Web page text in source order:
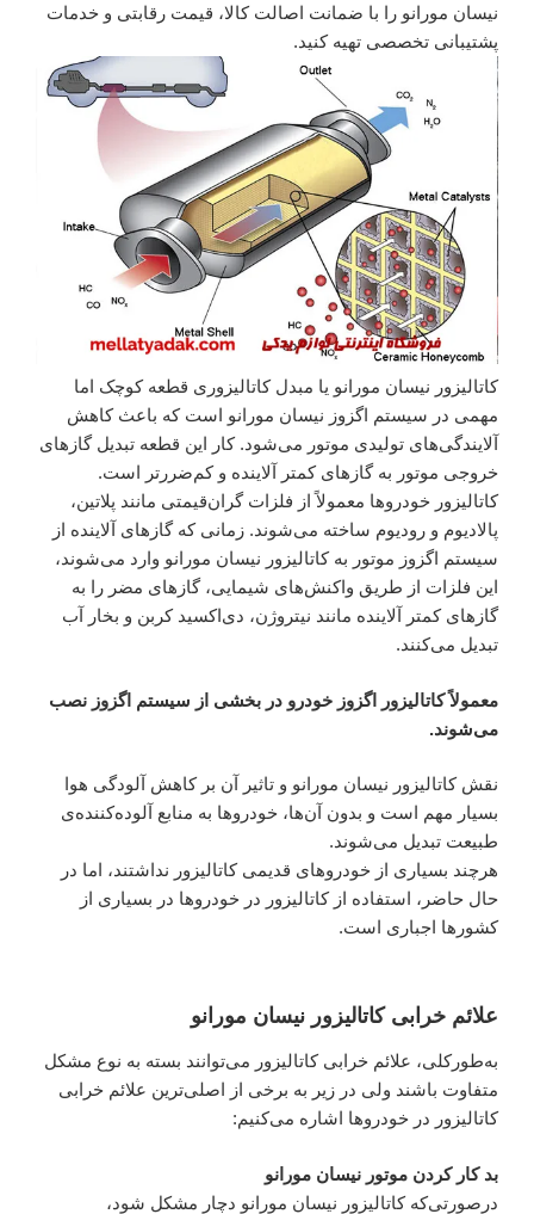
نیسان مورانو را با ضمانت اصالت کالا، قیمت رقابتی و خدمات
پشتیبانی تخصصی تهیه کنید.
کاتالیزور نیسان مورانو یا مبدل کاتالیزوری قطعه کوچک اما
مهمی در سیستم اگزوز نیسان مورانو است که باعث کاهش
آلایندگی‌های تولیدی موتور می‌شود. کار این قطعه تبدیل گازهای
خروجی موتور به گازهای کمتر آلاینده و کم‌ضررتر است.
کاتالیزور خودروها معمولاً از فلزات گران‌قیمتی مانند پلاتین،
پالادیوم و رودیوم ساخته می‌شوند. زمانی که گازهای آلاینده از
سیستم اگزوز موتور به کاتالیزور نیسان مورانو وارد می‌شوند،
این فلزات از طریق واکنش‌های شیمایی، گازهای مضر را به
گازهای کمتر آلاینده مانند نیتروژن، دی‌اکسید کربن و بخار آب
تبدیل می‌کنند.
معمولاً کاتالیزور اگزوز خودرو در بخشی از سیستم اگزوز نصب
می‌شوند.
نقش کاتالیزور نیسان مورانو و تاثیر آن بر کاهش آلودگی هوا
بسیار مهم است و بدون آن‌ها، خودروها به منابع آلوده‌کننده‌ی
طبیعت تبدیل می‌شوند.
هرچند بسیاری از خودروهای قدیمی کاتالیزور نداشتند، اما در
حال حاضر، استفاده از کاتالیزور در خودروها در بسیاری از
کشورها اجباری است.
علائم خرابی کاتالیزور نیسان مورانو
به‌طورکلی، علائم خرابی کاتالیزور می‌توانند بسته به نوع مشکل
متفاوت باشند ولی در زیر به برخی از اصلی‌ترین علائم خرابی
کاتالیزور در خودروها اشاره می‌کنیم:
بد کار کردن موتور نیسان مورانو
درصورتی‌که کاتالیزور نیسان مورانو دچار مشکل شود،